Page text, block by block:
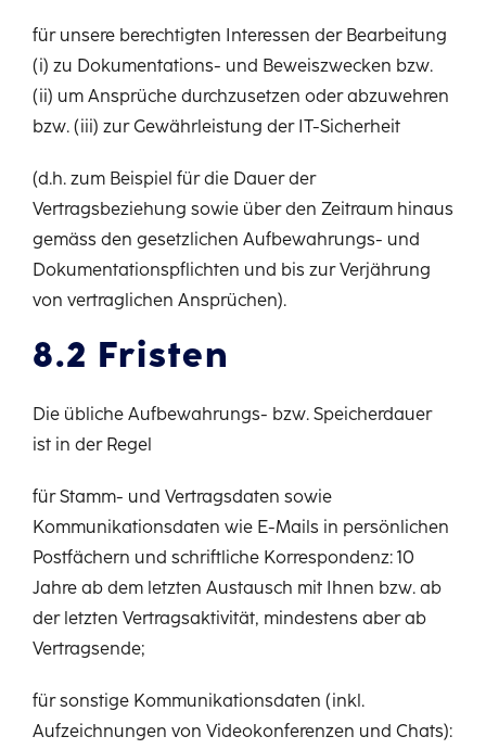
für unsere berechtigten Interessen der Bearbeitung
(i) zu Dokumentations- und Beweiszwecken bzw.
(ii) um Ansprüche durchzusetzen oder abzuwehren
bzw. (iii) zur Gewährleistung der IT-Sicherheit
(d.h. zum Beispiel für die Dauer der
Vertragsbeziehung sowie über den Zeitraum hinaus
gemäss den gesetzlichen Aufbewahrungs- und
Dokumentationspflichten und bis zur Verjährung
von vertraglichen Ansprüchen).
8.2 Fristen
Die übliche Aufbewahrungs- bzw. Speicherdauer
ist in der Regel
für Stamm- und Vertragsdaten sowie
Kommunikationsdaten wie E-Mails in persönlichen
Postfächern und schriftliche Korrespondenz: 10
Jahre ab dem letzten Austausch mit Ihnen bzw. ab
der letzten Vertragsaktivität, mindestens aber ab
Vertragsende;
für sonstige Kommunikationsdaten (inkl.
Aufzeichnungen von Videokonferenzen und Chats):